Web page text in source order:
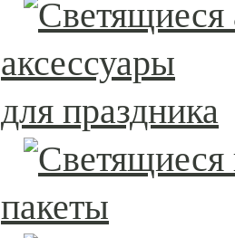
аксессуары
для праздника
пакеты